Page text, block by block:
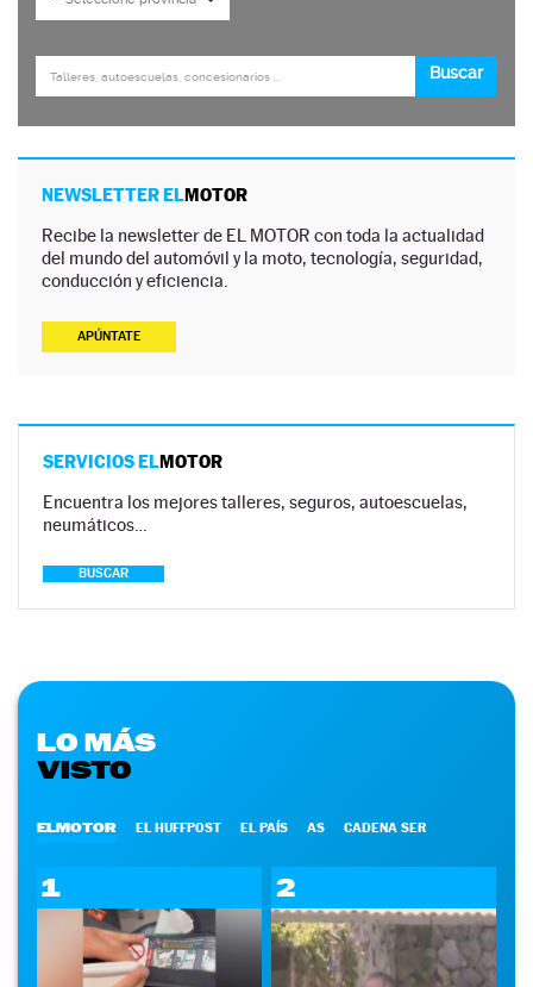
NEWSLETTER ELMOTOR
Recibe la newsletter de EL MOTOR con toda la actualidad
del mundo del automóvil y la moto, tecnología, seguridad,
conducción y eficiencia.
APÚNTATE
SERVICIOS ELMOTOR
Encuentra los mejores talleres, seguros, autoescuelas,
neumáticos…
BUSCAR
LO MÁS
VISTO
ELMOTOR EL HUFFPOST EL PAÍS AS CADENA SER
1 2